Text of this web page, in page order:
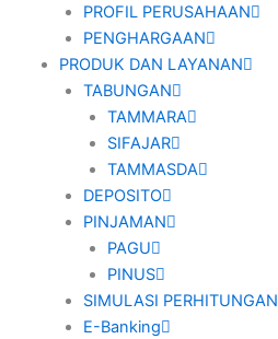
PROFIL PERUSAHAAN
PENGHARGAAN
PRODUK DAN LAYANAN
TABUNGAN
TAMMARA
SIFAJAR
TAMMASDA
DEPOSITO
PINJAMAN
PAGU
PINUS
SIMULASI PERHITUNGAN
E-Banking